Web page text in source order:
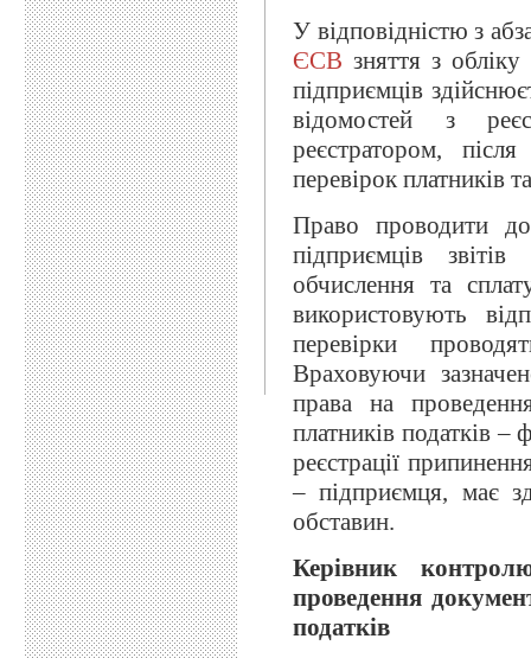
У відповідністю з
ЄСВ зняття з
підприємців
відомостей з
реєстратором,
перевірок платників
Право проводити
підприємців
обчислення та
використовують
перевірки
Враховуючи
права на
платників податків –
реєстрації
– підприємця, має
обставин.
Керівник
проведення
податків